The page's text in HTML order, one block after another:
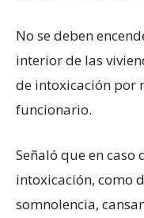
No se deben
interior de las
de intoxicación por
funcionario.
Señaló que en caso
intoxicación, como
somnolencia,